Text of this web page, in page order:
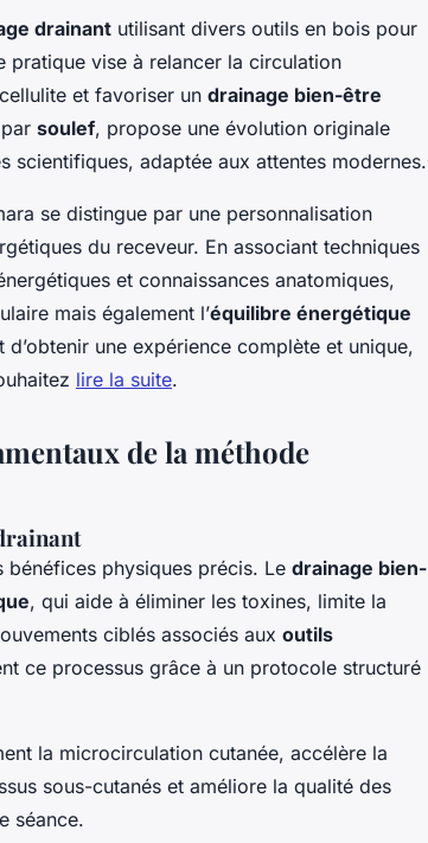
drainant utilisant divers outils en bois pour
pratique vise à relancer la circulation
et favoriser un drainage bien-être
soulef, propose une évolution originale
scientifiques, adaptée aux attentes modernes.
se distingue par une personnalisation
du receveur. En associant techniques
et connaissances anatomiques,
mais également l’équilibre énergétique
une expérience complète et unique,
lire la suite.
de la méthode
bénéfices physiques précis. Le drainage bien-
, qui aide à éliminer les toxines, limite la
ciblés associés aux outils
ce processus grâce à un protocole structuré
la microcirculation cutanée, accélère la
sous-cutanés et améliore la qualité des
séance.